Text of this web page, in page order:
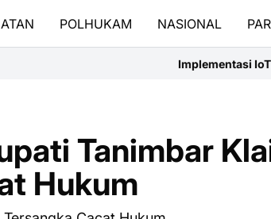
POLHUKAM NASIONAL
Implementasi IoT Pendeteksi
Tanimbar
Hukum